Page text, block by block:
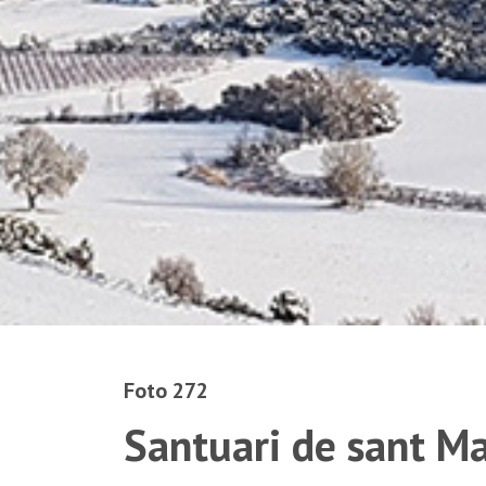
Foto 272
Santuari de sant